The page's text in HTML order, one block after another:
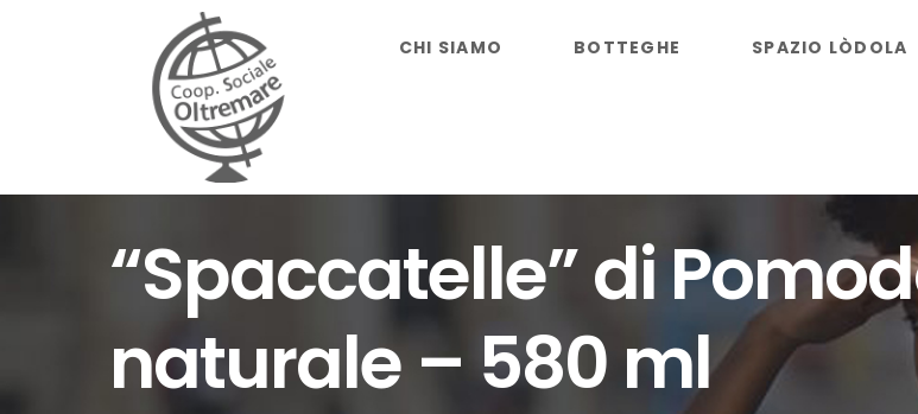
CHI SIAMO BOTTEGHE SPAZIO LÒDOLA
“Spaccatelle” di
naturale – 580 ml